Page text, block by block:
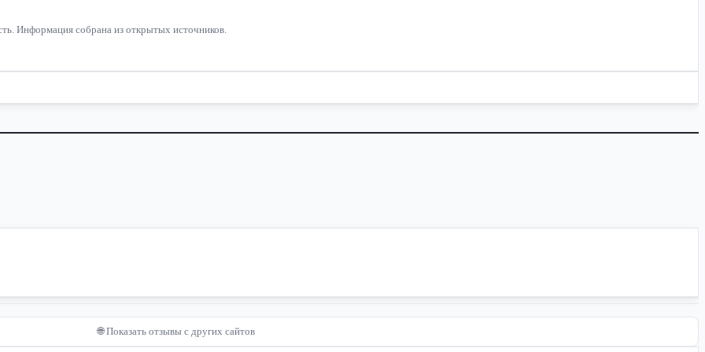
Информация собрана из открытых источников.
🌐 Показать отзывы с других сайтов